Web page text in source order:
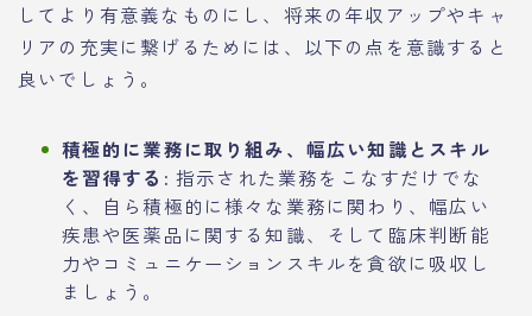
してより有意義なものにし、将来の年収アップやキャ
リアの充実に繋げるためには、以下の点を意識すると
良いでしょう。
積極的に業務に取り組み、幅広い知識とスキル
を習得する: 指示された業務をこなすだけでな
く、自ら積極的に様々な業務に関わり、幅広い
疾患や医薬品に関する知識、そして臨床判断能
力やコミュニケーションスキルを貪欲に吸収し
ましょう。